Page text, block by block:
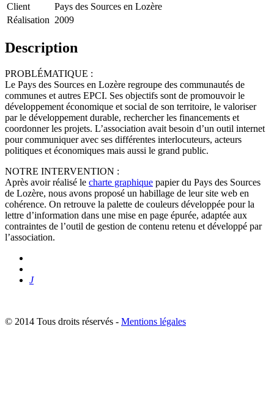
Client
Pays des Sources en Lozère
Réalisation 2009
Description
PROBLÉMATIQUE :
Le Pays des Sources en Lozère regroupe des communautés de
communes et autres EPCI. Ses objectifs sont de promouvoir le
développement économique et social de son territoire, le valoriser
par le développement durable, rechercher les financements et
coordonner les projets. L’association avait besoin d’un outil internet
pour communiquer avec ses différentes interlocuteurs, acteurs
politiques et économiques mais aussi le grand public.
NOTRE INTERVENTION :
Après avoir réalisé le charte graphique papier du Pays des Sources
de Lozère, nous avons proposé un habillage de leur site web en
cohérence. On retrouve la palette de couleurs développée pour la
lettre d’information dans une mise en page épurée, adaptée aux
contraintes de l’outil de gestion de contenu retenu et développé par
l’association.
J
© 2014 Tous droits réservés - Mentions légales